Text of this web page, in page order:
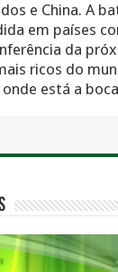
e China. A
em países
da
ricos do
está a